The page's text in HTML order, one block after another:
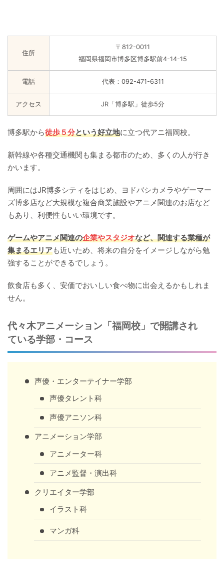
住所
〒812-0011​
福岡県福岡市博多区博多駅前4-14-15
電話 代表：092-471-6311​
アクセス JR「博多駅」徒歩5分
博多駅から徒歩５分という好立地に立つ代アニ福岡校。
新幹線や各種交通機関も集まる都市のため、多くの人が行き
かいます。
周囲にはJR博多シティをはじめ、ヨドバシカメラやゲーマー
ズ博多店など大規模な複合商業施設やアニメ関連のお店など
もあり、利便性もいい環境です。
ゲームやアニメ関連の企業やスタジオなど、関連する業種が
集まるエリアも近いため、将来の自分をイメージしながら勉
強することができるでしょう。
飲食店も多く、安価でおいしい食べ物に出会えるかもしれま
せん。
代々木アニメーション「福岡校」で開講され
ている学部・コース
声優・エンターテイナー学部
声優タレント科
声優アニソン科
アニメーション学部
アニメーター科
アニメ監督・演出科
クリエイター学部
イラスト科
マンガ科